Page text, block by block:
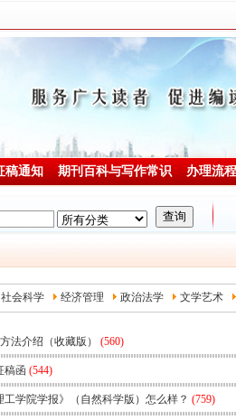
稿通知 期刊百科与写作常识 办理流程
社会科学 经济管理 政治法学 文学艺术
法介绍（收藏版） (560)
稿函 (544)
工学院学报》（自然科学版）怎么样？ (759)